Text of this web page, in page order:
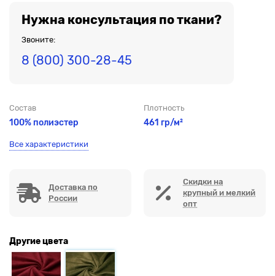
Нужна консультация по ткани?
Звоните:
8 (800) 300-28-45
Состав
100% полиэстер
Плотность
461 гр/м²
Все характеристики
Доставка по
России
Скидки на
крупный и мелкий
опт
Другие цвета